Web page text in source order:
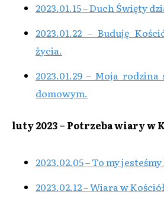
2023.01.15 – Duch Święty
2023.01.22 – Buduję
życia.
2023.01.29 – Moja rodzina
domowym.
luty 2023 – Potrzeba wiary w
2023.02.05 – To my
2023.02.12 – Wiara w